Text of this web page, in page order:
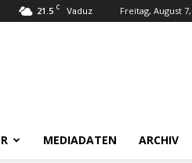
21.5 C Vaduz Freitag, August
MEDIADATEN ARCHIV